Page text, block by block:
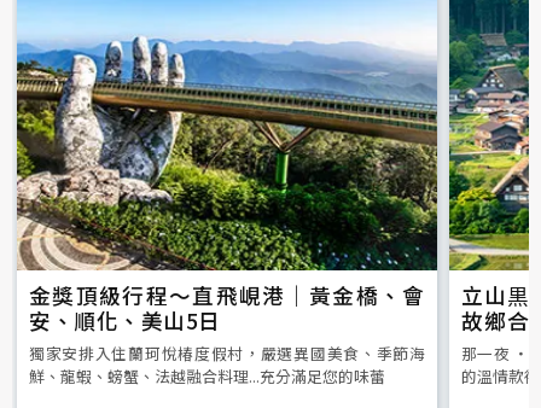
金獎頂級行程～直飛峴港｜黃金橋、會
安、順化、美山5日
獨家安排入住蘭珂悅椿度假村，嚴選異國美食、季節海
鮮、龍蝦、螃蟹、法越融合料理...充分滿足您的味蕾
立山黒
故鄉合
5日
那一夜 ‧
的溫情款